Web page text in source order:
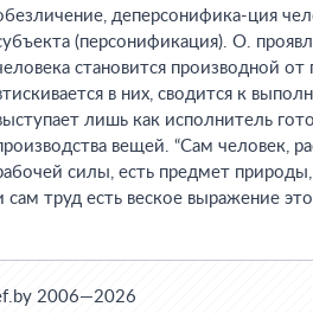
деперсонифика-ция
(персонификация). О.
становится производной
в них, сводится к
лишь как исполнитель
вещей. “Сам человек,
силы, есть предмет
сам труд есть веское выражение
2006—2026